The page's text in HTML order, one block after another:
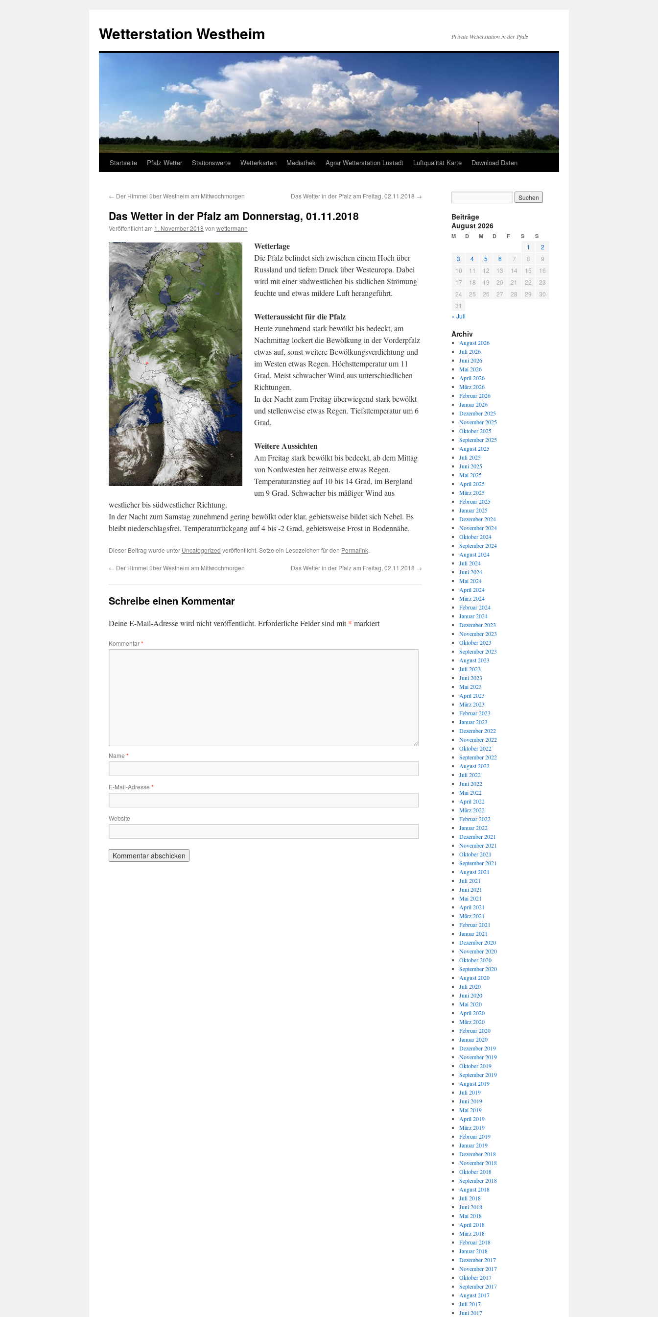
springen
Wetterstation Westheim Private Wetterstation in der Pfalz
Startseite Pfalz Wetter Stationswerte Wetterkarten Mediathek Agrar Wetterstation Lustadt Luftqualität Karte Download Daten
← Der Himmel über Westheim am Mittwochmorgen Das Wetter in der Pfalz am Freitag, 02.11.2018 →
Das Wetter in der Pfalz am Donnerstag, 01.11.2018
Veröffentlicht am 1. November 2018 von wettermann
Wetterlage
Die Pfalz befindet sich zwischen einem Hoch über
Russland und tiefem Druck über Westeuropa. Dabei
wird mit einer südwestlichen bis südlichen Strömung
feuchte und etwas mildere Luft herangeführt.
Wetteraussicht für die Pfalz
Heute zunehmend stark bewölkt bis bedeckt, am
Nachmittag lockert die Bewölkung in der Vorderpfalz
etwas auf, sonst weitere Bewölkungsverdichtung und
im Westen etwas Regen. Höchsttemperatur um 11
Grad. Meist schwacher Wind aus unterschiedlichen
Richtungen.
In der Nacht zum Freitag überwiegend stark bewölkt
und stellenweise etwas Regen. Tiefsttemperatur um 6
Grad.
Weitere Aussichten
Am Freitag stark bewölkt bis bedeckt, ab dem Mittag
von Nordwesten her zeitweise etwas Regen.
Temperaturanstieg auf 10 bis 14 Grad, im Bergland
um 9 Grad. Schwacher bis mäßiger Wind aus
westlicher bis südwestlicher Richtung.
In der Nacht zum Samstag zunehmend gering bewölkt oder klar, gebietsweise bildet sich Nebel. Es
bleibt niederschlagsfrei. Temperaturrückgang auf 4 bis -2 Grad, gebietsweise Frost in Bodennähe.
Dieser Beitrag wurde unter Uncategorized veröffentlicht. Setze ein Lesezeichen für den Permalink.
← Der Himmel über Westheim am Mittwochmorgen Das Wetter in der Pfalz am Freitag, 02.11.2018 →
Schreibe einen Kommentar
Deine E-Mail-Adresse wird nicht veröffentlicht. Erforderliche Felder sind mit* markiert
Kommentar*
Name *
E-Mail-Adresse *
Website
Beiträge
August 2026
M D M D F S S
1
2
3
4 5 6 7 8
9
10
11 12 13 14 15
16
17
18 19 20 21 22
23
24
25 26 27 28 29
30
31
« Juli
Archiv
August 2026
Juli 2026
Juni 2026
Mai 2026
April 2026
März 2026
Februar 2026
Januar 2026
Dezember 2025
November 2025
Oktober 2025
September 2025
August 2025
Juli 2025
Juni 2025
Mai 2025
April 2025
März 2025
Februar 2025
Januar 2025
Dezember 2024
November 2024
Oktober 2024
September 2024
August 2024
Juli 2024
Juni 2024
Mai 2024
April 2024
März 2024
Februar 2024
Januar 2024
Dezember 2023
November 2023
Oktober 2023
September 2023
August 2023
Juli 2023
Juni 2023
Mai 2023
April 2023
März 2023
Februar 2023
Januar 2023
Dezember 2022
November 2022
Oktober 2022
September 2022
August 2022
Juli 2022
Juni 2022
Mai 2022
April 2022
März 2022
Februar 2022
Januar 2022
Dezember 2021
November 2021
Oktober 2021
September 2021
August 2021
Juli 2021
Juni 2021
Mai 2021
April 2021
März 2021
Februar 2021
Januar 2021
Dezember 2020
November 2020
Oktober 2020
September 2020
August 2020
Juli 2020
Juni 2020
Mai 2020
April 2020
März 2020
Februar 2020
Januar 2020
Dezember 2019
November 2019
Oktober 2019
September 2019
August 2019
Juli 2019
Juni 2019
Mai 2019
April 2019
März 2019
Februar 2019
Januar 2019
Dezember 2018
November 2018
Oktober 2018
September 2018
August 2018
Juli 2018
Juni 2018
Mai 2018
April 2018
März 2018
Februar 2018
Januar 2018
Dezember 2017
November 2017
Oktober 2017
September 2017
August 2017
Juli 2017
Juni 2017